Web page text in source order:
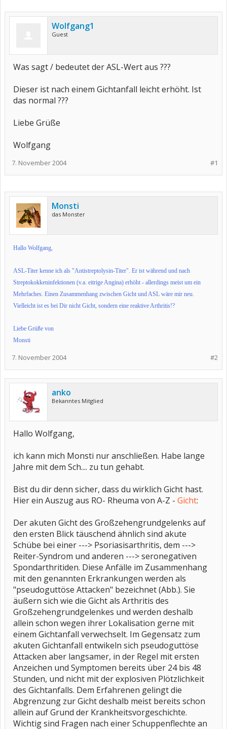
Wolfgang1
Guest
Was sagt / bedeutet der ASL-Wert aus ???
Dieser ist nach einem Gichtanfall leicht erhöht. Ist
das normal ???
Liebe Grüße
Wolfgang
#1
7. November 2004
Monsti
das Monster
Hallo Wolfgang,
ASL-Titer kenne ich als "Antistreptolysin-Titer". Er ist während und nach
Streptokokkeninfektionen (v.a. eitrige Angina) erhöht - allerdings meist um ein
Mehrfaches. Einen Zusammenhang zwischen Gicht und ASL wäre mir neu.
Vielleicht ist es bei Dir nicht Gicht, sondern eine reaktive Arthritis!?
Liebe Grüße von
Monsti
#2
7. November 2004
anko
Bekanntes Mitglied
Hallo Wolfgang,
ich kann mich Monsti nur anschließen. Habe lange
Jahre mit dem Sch.... zu tun gehabt.
Bist du dir denn sicher, dass du wirklich Gicht hast.
Hier ein Auszug aus RO- Rheuma von A-Z - Gicht:
Der akuten Gicht des Großzehengrundgelenks auf
den ersten Blick täuschend ähnlich sind akute
Schübe bei einer ---> Psoriasisarthritis, dem --->
Reiter-Syndrom und anderen ---> seronegativen
Spondarthritiden. Diese Anfälle im Zusammenhang
mit den genannten Erkrankungen werden als
"pseudoguttöse Attacken" bezeichnet (Abb.). Sie
äußern sich wie die Gicht als Arthritis des
Großzehengrundgelenkes und werden deshalb
allein schon wegen ihrer Lokalisation gerne mit
einem Gichtanfall verwechselt. Im Gegensatz zum
akuten Gichtanfall entwikeln sich pseudoguttöse
Attacken aber langsamer, in der Regel mit ersten
Anzeichen und Symptomen bereits über 24 bis 48
Stunden, und nicht mit der explosiven Plötzlichkeit
des Gichtanfalls. Dem Erfahrenen gelingt die
Abgrenzung zur Gicht deshalb meist bereits schon
allein auf Grund der Krankheitsvorgeschichte.
Wichtig sind Fragen nach einer Schuppenflechte an